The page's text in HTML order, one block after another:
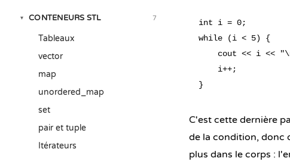
▾ CONTENEURS STL 7
Tableaux
vector
map
unordered_map
set
pair et tuple
Itérateurs
int i = 0;
while (i < 5) {
cout << i <<
i++;
C'est cette dernière
de la condition, donc
plus dans le corps :